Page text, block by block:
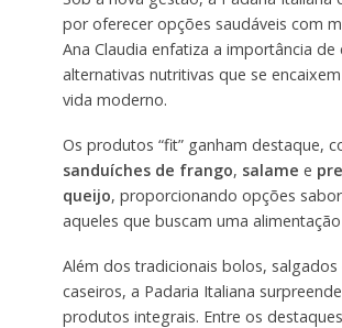
por oferecer opções saudáveis com
Ana Claudia enfatiza a importância de
alternativas nutritivas que se
vida moderno.
Os produtos “fit” ganham destaque,
sanduíches de frango, salame e
queijo, proporcionando opções
aqueles que buscam uma
Além dos tradicionais bolos, salgados
caseiros, a Padaria Italiana
produtos integrais. Entre os